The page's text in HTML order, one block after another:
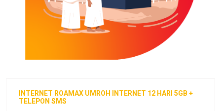
INTERNET ROAMAX UMROH INTERNET 12 HARI 5GB +
TELEPON SMS